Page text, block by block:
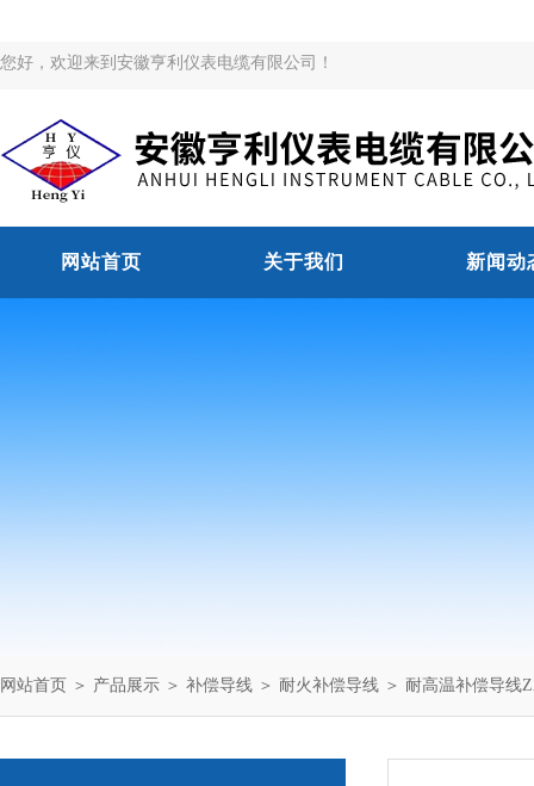
您好，欢迎来到安徽亨利仪表电缆有限公司！
网站首页 关于我们 新闻动
网站首页 ＞ 产品展示 ＞ 补偿导线 ＞ 耐火补偿导线 ＞ 耐高温补偿导线